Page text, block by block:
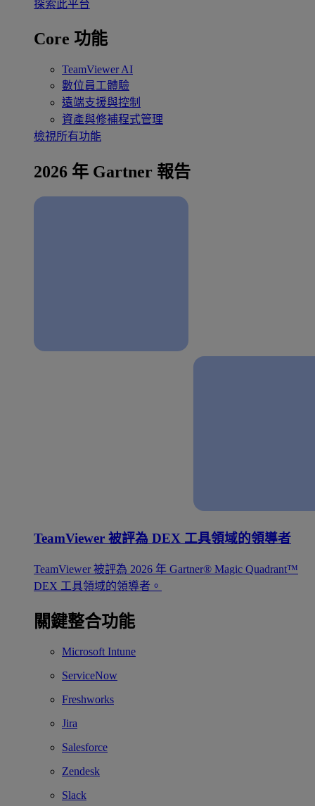
探索此平台
Core 功能
TeamViewer AI
數位員工體驗
遠端支援與控制
資產與修補程式管理
檢視所有功能
2026 年 Gartner 報告
TeamViewer 被評為 DEX 工具領域的領導者
TeamViewer 被評為 2026 年 Gartner® Magic Quadrant™
DEX 工具領域的領導者。
關鍵整合功能
Microsoft Intune
ServiceNow
Freshworks
Jira
Salesforce
Zendesk
Slack